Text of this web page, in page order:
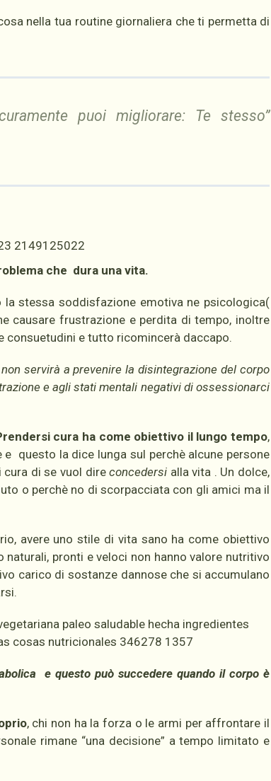
nella tua routine giornaliera che ti permetta di
puoi migliorare: Te stesso”
che dura una vita.
stessa soddisfazione emotiva ne psicologica(
causare frustrazione e perdita di tempo, inoltre
consuetudini e tutto ricomincerà daccapo.
servirà a prevenire la disintegrazione del corpo
e agli stati mentali negativi di ossessionarci
cura ha come obiettivo il lungo tempo,
questo la dice lunga sul perchè alcune persone
cura di se vuol direconcedersi alla vita . Un dolce,
o perchè no di scorpacciata con gli amici ma il
avere uno stile di vita sano ha come obiettivo
pronti e veloci non hanno valore nutritivo
carico di sostanze dannose che si accumulano
e questo può succedere quando il corpo è
, chi non ha la forza o le armi per affrontare il
rimane “una decisione” a tempo limitato e